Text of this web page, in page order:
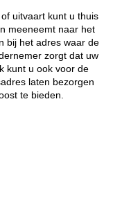
uitvaart kunt u thuis
meeneemt naar het
bij het adres waar de
zorgt dat uw
kunt u ook voor de
laten bezorgen
te bieden.